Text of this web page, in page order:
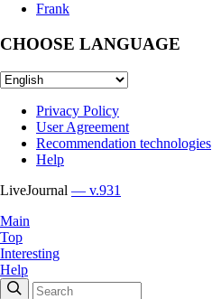
Frank
CHOOSE LANGUAGE
Privacy Policy
User Agreement
Recommendation technologies
Help
LiveJournal — v.931
Main
Top
Interesting
Help